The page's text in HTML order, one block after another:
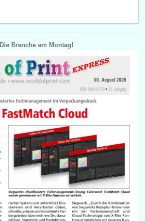
Die Branche am Montag!